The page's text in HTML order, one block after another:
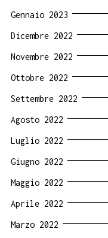
Gennaio 2023
Dicembre 2022
Novembre 2022
Ottobre 2022
Settembre 2022
Agosto 2022
Luglio 2022
Giugno 2022
Maggio 2022
Aprile 2022
Marzo 2022